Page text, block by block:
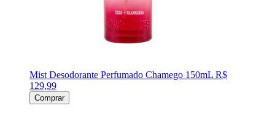
Mist Desodorante Perfumado Chamego 150mL R$
129,99
Comprar